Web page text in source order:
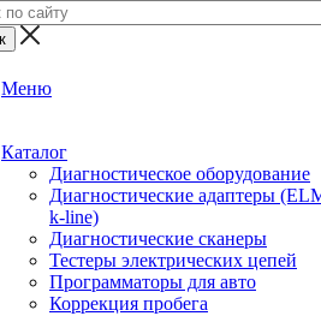
Меню
Каталог
Диагностическое оборудование
Диагностические адаптеры
k-line)
Диагностические сканеры
Тестеры электрических цепей
Программаторы для авто
Коррекция пробега